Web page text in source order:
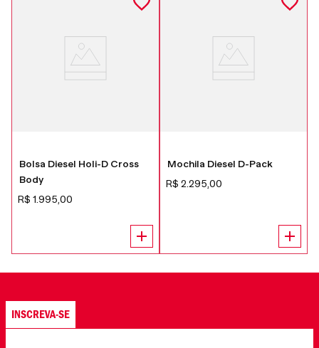
Bolsa Diesel Holi-D Cross
Body
R$ 1 995 00
Mochila Diesel D-Pack
R$ 2 295 00
INSCREVA-SE